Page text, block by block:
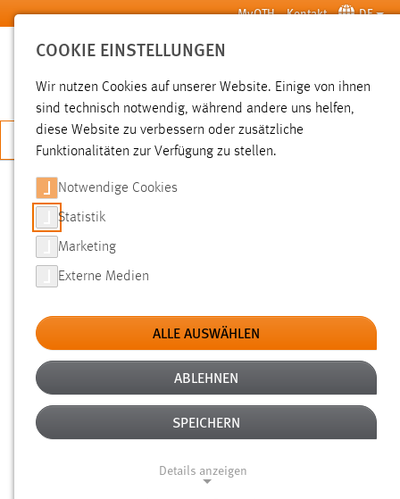
Zum Hauptinhalt springen MyOTH Kontakt DE
SUCHE
JETZT BEWERBEN
SUCHE
FILTER
Typ
Erstellungsdatum
Alter
COOKIE EINSTELLUNGEN
Wir nutzen Cookies auf unserer Website. Einige von ihnen
sind technisch notwendig, während andere uns helfen,
diese Website zu verbessern oder zusätzliche
Funktionalitäten zur Verfügung zu stellen.
Notwendige Cookies
Statistik
Marketing
Externe Medien
ALLE AUSWÄHLEN
ABLEHNEN
SPEICHERN
Details anzeigen